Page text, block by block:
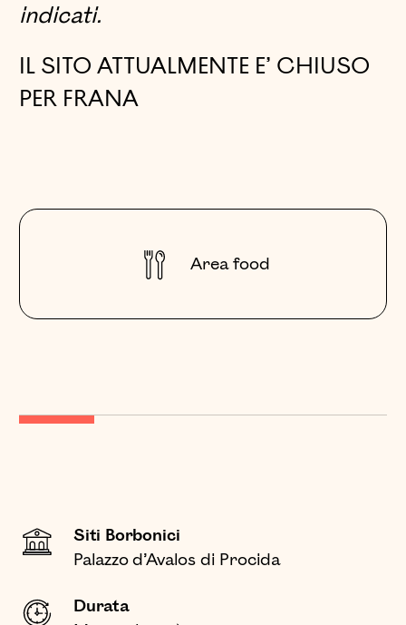
indicati.
IL SITO ATTUALMENTE E’ CHIUSO
PER FRANA
Area food
Siti Borbonici
Palazzo d’Avalos di Procida
Durata